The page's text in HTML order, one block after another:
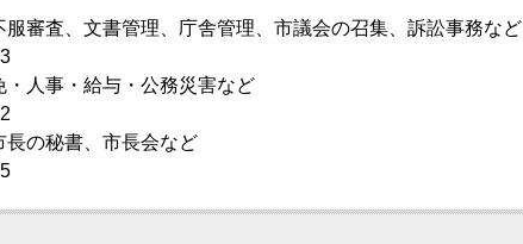
服審査、文書管理、庁舎管理、市議会の召集、訴訟事務など
・人事・給与・公務災害など
長の秘書、市長会など